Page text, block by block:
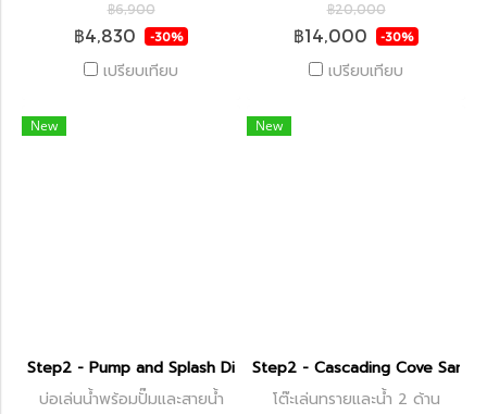
฿6,900
฿4,830 -30%
เปรียบเทียบ
฿20,000
฿14,000 -30%
เปรียบเทียบ
New
Step2 - Pump and Splash Discovery Pond
บ่อเล่นน้ำพร้อมปั๊มและสายน้ำ
New
Step2 - Cascading Cove Sand
โต๊ะเล่นทรายและน้ำ 2 ด้าน